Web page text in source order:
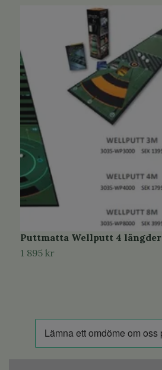
Puttmatta Wellputt 4 längder
1 895 kr